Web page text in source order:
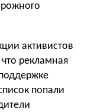
активистов
рекламная
попали